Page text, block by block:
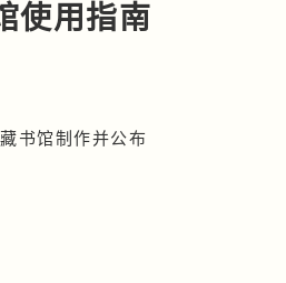
使用指南
书馆制作并公布